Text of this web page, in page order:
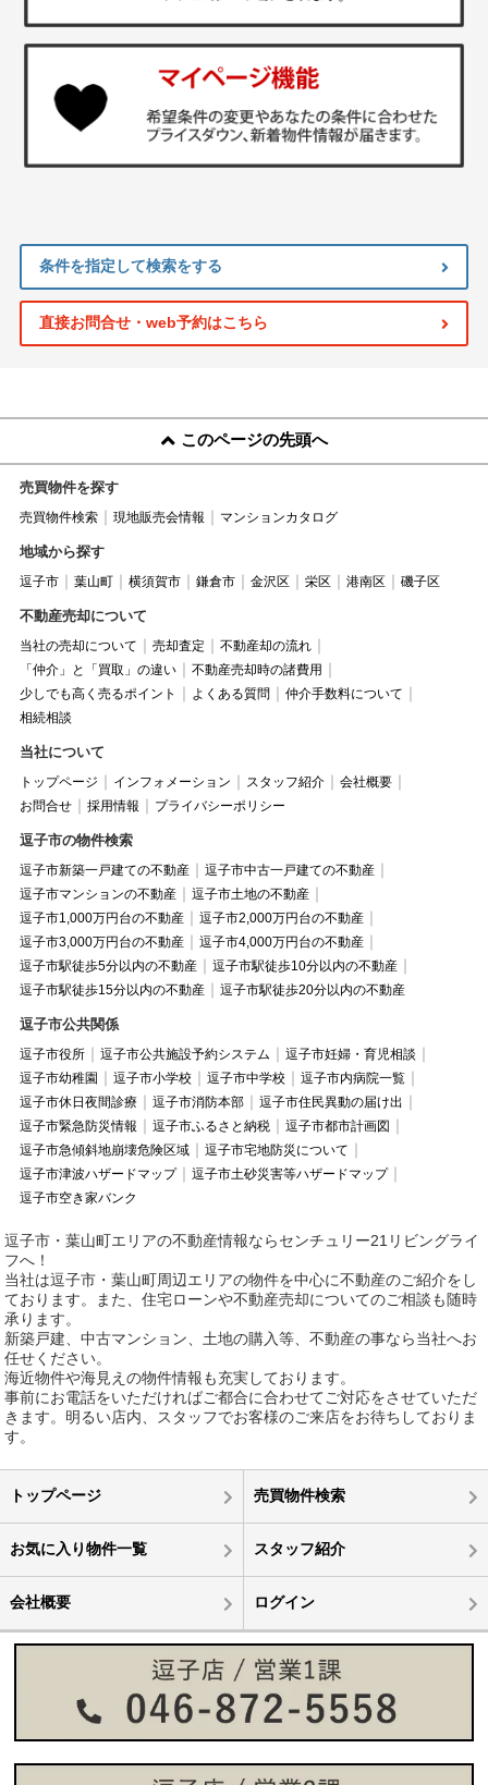
条件を指定して検索をする
直接お問合せ・web予約はこちら
このページの先頭へ
売買物件を探す
売買物件検索 現地販売会情報 マンションカタログ
地域から探す
逗子市 葉山町 横須賀市 鎌倉市 金沢区 栄区 港南区 磯子区
不動産売却について
当社の売却について 売却査定
不動産却の流れ
「仲介」と「買取」の違い
不動産売却時の諸費用
少しでも高く売るポイント
よくある質問
仲介手数料について
相続相談
当社について
トップページ インフォメーション スタッフ紹介
会社概要
お問合せ
採用情報 プライバシーポリシー
逗子市の物件検索
逗子市新築一戸建ての不動産
逗子市中古一戸建ての不動産
逗子市マンションの不動産
逗子市土地の不動産
逗子市1,000万円台の不動産
逗子市2,000万円台の不動産
逗子市3,000万円台の不動産
逗子市4,000万円台の不動産
逗子市駅徒歩5分以内の不動産
逗子市駅徒歩10分以内の不動産
逗子市駅徒歩15分以内の不動産
逗子市駅徒歩20分以内の不動産
逗子市公共関係
逗子市役所 逗子市公共施設予約システム
逗子市妊婦・育児相談
逗子市幼稚園
逗子市小学校 逗子市中学校
逗子市内病院一覧
逗子市休日夜間診療
逗子市消防本部
逗子市住民異動の届け出
逗子市緊急防災情報
逗子市ふるさと納税
逗子市都市計画図
逗子市急傾斜地崩壊危険区域
逗子市宅地防災について
逗子市津波ハザードマップ
逗子市土砂災害等ハザードマップ
逗子市空き家バンク
逗子市・葉山町エリアの不動産情報ならセンチュリー21リビングライ
フへ！
当社は逗子市・葉山町周辺エリアの物件を中心に不動産のご紹介をし
ております。また、住宅ローンや不動産売却についてのご相談も随時
承ります。
新築戸建、中古マンション、土地の購入等、不動産の事なら当社へお
任せください。
海近物件や海見えの物件情報も充実しております。
事前にお電話をいただければご都合に合わせてご対応をさせていただ
きます。明るい店内、スタッフでお客様のご来店をお待ちしておりま
す。
トップページ 売買物件検索
お気に入り物件一覧 スタッフ紹介
会社概要 ログイン